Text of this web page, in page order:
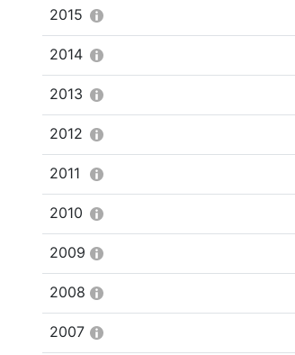
2015
2014
2013
2012
2011
2010
2009
2008
2007